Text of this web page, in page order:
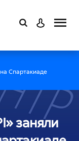
Спартакиаде
заняли